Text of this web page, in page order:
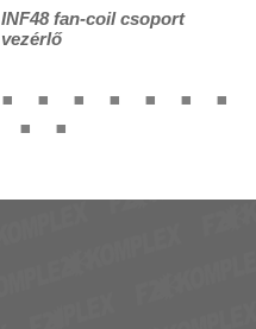
INF48 fan-coil csoport
vezérlő